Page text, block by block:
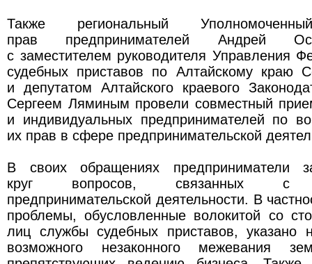
Также региональный
прав предпринимателей Андрей
с заместителем руководителя Управления
судебных приставов по Алтайскому краю
и депутатом Алтайского краевого
Сергеем Ляминым провели совместный
и индивидуальных предпринимателей по
их прав в сфере предпринимательской
В своих обращениях предприниматели
круг вопросов, связанных с
предпринимательской деятельности. В
проблемы, обусловленные волокитой со
лиц службы судебных приставов, указано
возможного незаконного межевания